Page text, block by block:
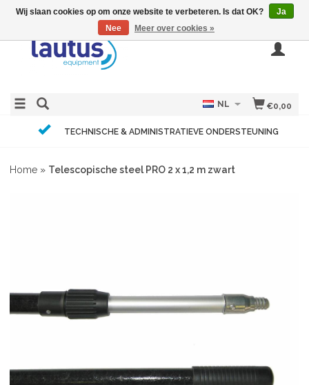
€0,00
NL
TECHNISCHE & ADMINISTRATIEVE ONDERSTEUNING
Home » Telescopische steel PRO 2 x 1,2 m zwart
Wij slaan cookies op om onze website te verbeteren. Is dat OK?
Ja
Nee
Meer over cookies »